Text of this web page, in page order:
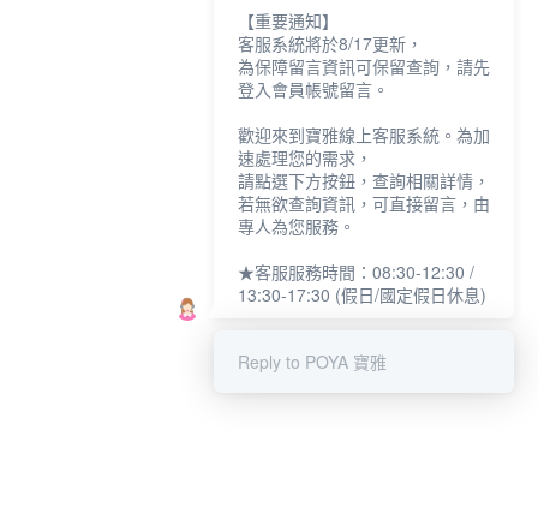
【重要通知】
客服系統將於8/17更新，
為保障留言資訊可保留查詢，請先
登入會員帳號留言。
歡迎來到寶雅線上客服系統。為加
速處理您的需求，
請點選下方按鈕，查詢相關詳情，
若無欲查詢資訊，可直接留言，由
專人為您服務。
★客服服務時間：08:30-12:30 /
13:30-17:30 (假日/國定假日休息)
Reply to POYA 寶雅